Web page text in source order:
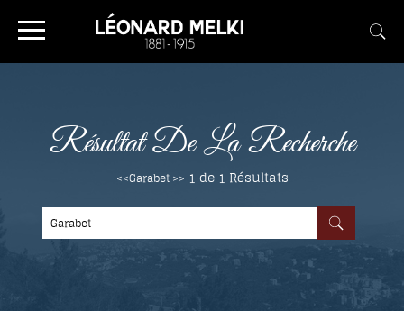
Résultat De La Recherche
<<Garabet >> 1 de 1 Résultats